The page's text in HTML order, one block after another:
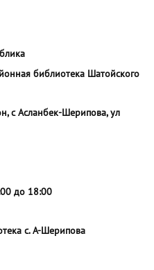
библиотека Шатойского
с Асланбек-Шерипова, ул
до 18:00
с. А-Шерипова